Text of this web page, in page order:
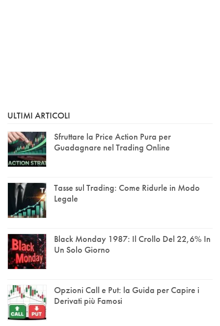
ULTIMI ARTICOLI
Sfruttare la Price Action Pura per
Guadagnare nel Trading Online
Tasse sul Trading: Come Ridurle in Modo
Legale
Black Monday 1987: Il Crollo Del 22,6% In
Un Solo Giorno
Opzioni Call e Put: la Guida per Capire i
Derivati più Famosi